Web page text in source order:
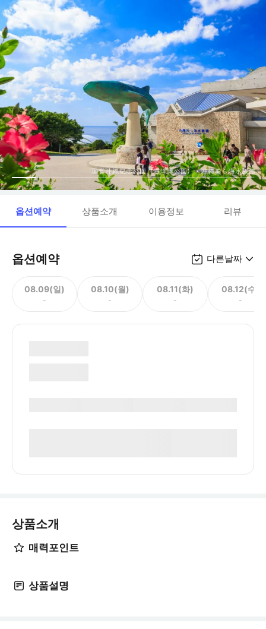
옵션예약 상품소개 이용정보 리뷰
옵션예약 다른날짜
08.09(일)
-
08.10(월)
-
08.11(화)
-
08.12(수)
-
상품소개
매력포인트
상품설명